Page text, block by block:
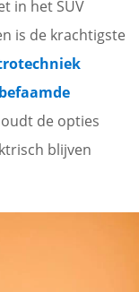
in het SUV
is de krachtigste
de opties
blijven